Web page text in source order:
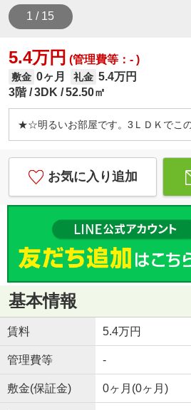
1 / 15
5.4万円 (管理費等：- )
敷金 0ヶ月 礼金 5.4万円
3階 3DK 52.50㎡
★☆明るいお部屋です。3ＬＤＫでこ
お気に入り追加
基本情報
賃料 5.4万円
管理費等 -
敷金(保証金) 0ヶ月(0ヶ月)